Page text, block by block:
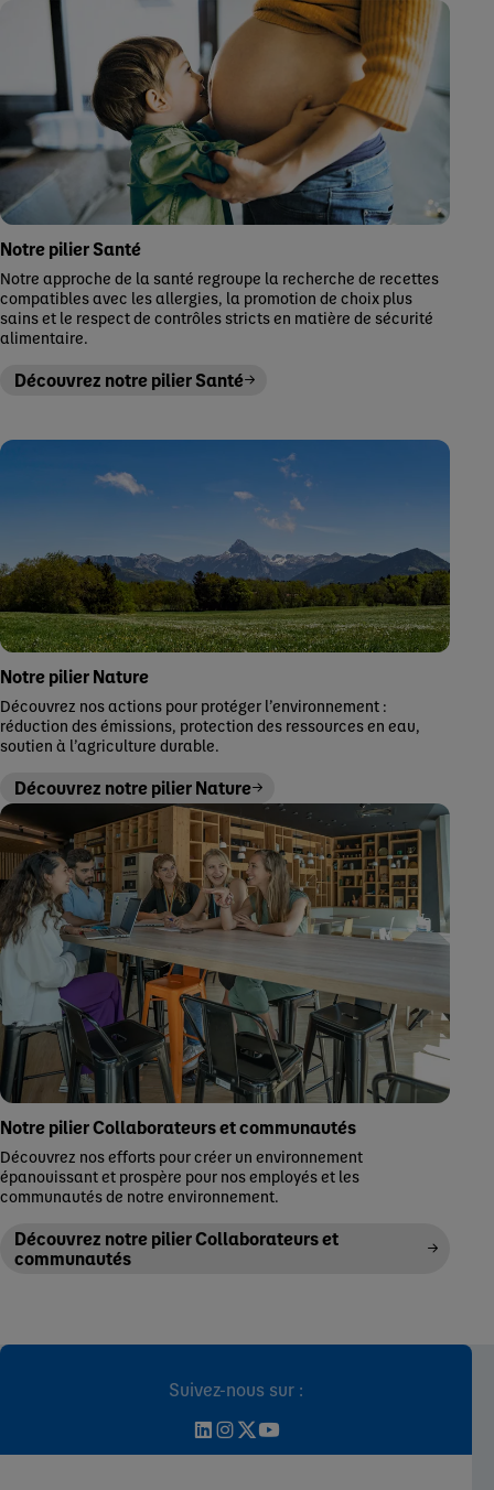
Notre pilier Santé
Notre approche de la santé regroupe la recherche de recettes
compatibles avec les allergies, la promotion de choix plus
sains et le respect de contrôles stricts en matière de sécurité
alimentaire.
Découvrez notre pilier Santé
Notre pilier Nature
Découvrez nos actions pour protéger l’environnement :
réduction des émissions, protection des ressources en eau,
soutien à l’agriculture durable.
Découvrez notre pilier Nature
Notre pilier Collaborateurs et communautés
Découvrez nos efforts pour créer un environnement
épanouissant et prospère pour nos employés et les
communautés de notre environnement.
Découvrez notre pilier Collaborateurs et
communautés
Suivez-nous sur :